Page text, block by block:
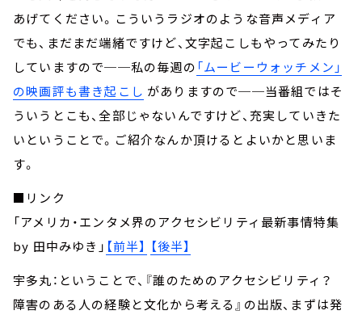
あげてください。こういうラジオのような音声メディア
でも、まだまだ端緒ですけど、文字起こしもやってみたり
していますので──私の毎週の 「ムービーウォッチメン」
の映画評も書き起こし がありますので──当番組ではそ
ういうとこも、全部じゃないんですけど、充実していきた
いということで。ご紹介なんか頂けるとよいかと思いま
す。
■リンク
「アメリカ・エンタメ界のアクセシビリティ最新事情特集
by 田中みゆき」 【前半】 【後半】
宇多丸：ということで、『誰のためのアクセシビリティ？
障害のある人の経験と文化から考える』の出版、まずは発